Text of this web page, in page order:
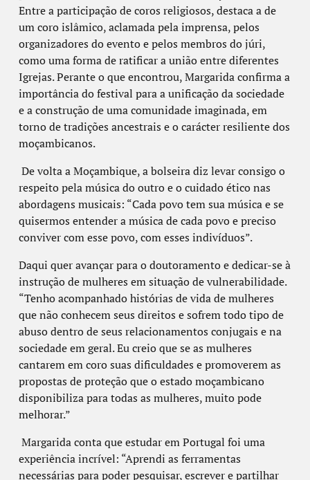
Entre a participação de coros religiosos, destaca a de
um coro islâmico, aclamada pela imprensa, pelos
organizadores do evento e pelos membros do júri,
como uma forma de ratificar a união entre diferentes
Igrejas. Perante o que encontrou, Margarida confirma a
importância do festival para a unificação da sociedade
e a construção de uma comunidade imaginada, em
torno de tradições ancestrais e o carácter resiliente dos
moçambicanos.
De volta a Moçambique, a bolseira diz levar consigo o
respeito pela música do outro e o cuidado ético nas
abordagens musicais: “Cada povo tem sua música e se
quisermos entender a música de cada povo e preciso
conviver com esse povo, com esses indivíduos”.
Daqui quer avançar para o doutoramento e dedicar-se à
instrução de mulheres em situação de vulnerabilidade.
“Tenho acompanhado histórias de vida de mulheres
que não conhecem seus direitos e sofrem todo tipo de
abuso dentro de seus relacionamentos conjugais e na
sociedade em geral. Eu creio que se as mulheres
cantarem em coro suas dificuldades e promoverem as
propostas de proteção que o estado moçambicano
disponibiliza para todas as mulheres, muito pode
melhorar.”
Margarida conta que estudar em Portugal foi uma
experiência incrível: “Aprendi as ferramentas
necessárias para poder pesquisar, escrever e partilhar